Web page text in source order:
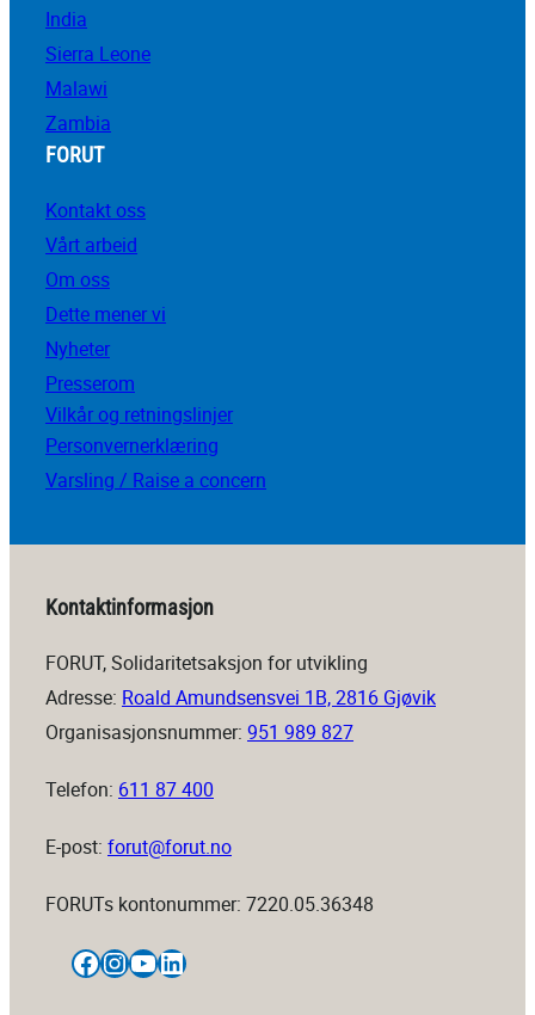
India
Sierra Leone
Malawi
Zambia
FORUT
Kontakt oss
Vårt arbeid
Om oss
Dette mener vi
Nyheter
Presserom
Vilkår og retningslinjer
Personvernerklæring
Varsling / Raise a concern
Kontaktinformasjon
FORUT, Solidaritetsaksjon for utvikling
Adresse: Roald Amundsensvei 1B, 2816 Gjøvik
Organisasjonsnummer: 951 989 827
Telefon: 611 87 400
E-post: forut@forut.no
FORUTs kontonummer: 7220.05.36348
Facebook InstagramYouTube LinkedIn